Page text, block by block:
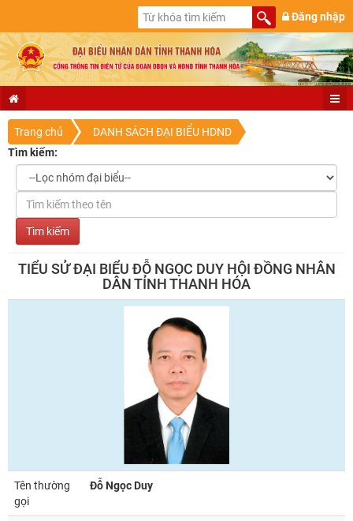
Đăng nhập
Trang chủ
DANH SÁCH ĐẠI BIỂU HDND
Tìm kiếm:
TIỂU SỬ ĐẠI BIỂU ĐỖ NGỌC DUY HỘI ĐỒNG NHÂN
DÂN TỈNH THANH HÓA
Tên thường
gọi
Đỗ Ngọc Duy